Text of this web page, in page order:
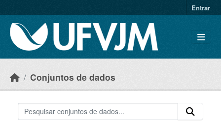
Entrar
Conjuntos de dados